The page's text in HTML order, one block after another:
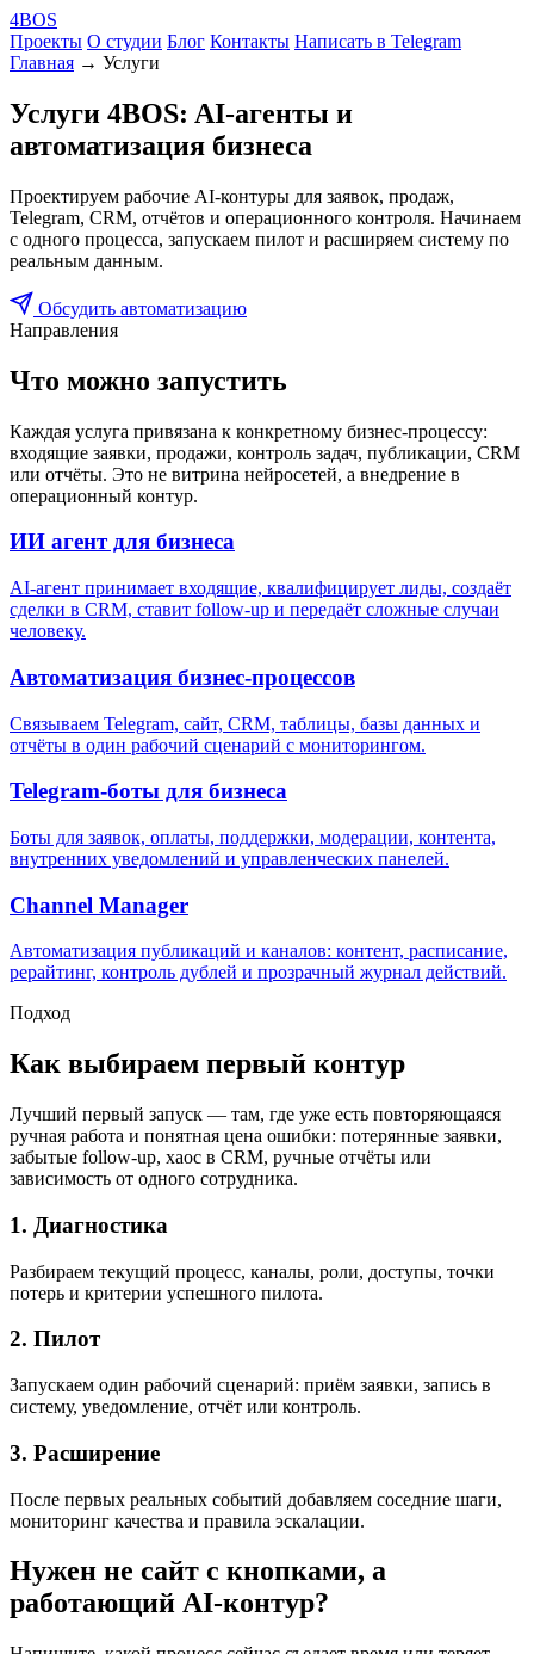
4BOS
Проекты О студии Блог Контакты Написать в Telegram
Главная → Услуги
Услуги 4BOS: AI-агенты и
автоматизация бизнеса
Проектируем рабочие AI-контуры для заявок, продаж,
Telegram, CRM, отчётов и операционного контроля. Начинаем
с одного процесса, запускаем пилот и расширяем систему по
реальным данным.
Обсудить автоматизацию
Направления
Что можно запустить
Каждая услуга привязана к конкретному бизнес-процессу:
входящие заявки, продажи, контроль задач, публикации, CRM
или отчёты. Это не витрина нейросетей, а внедрение в
операционный контур.
ИИ агент для бизнеса
AI-агент принимает входящие, квалифицирует лиды, создаёт
сделки в CRM, ставит follow-up и передаёт сложные случаи
человеку.
Автоматизация бизнес-процессов
Связываем Telegram, сайт, CRM, таблицы, базы данных и
отчёты в один рабочий сценарий с мониторингом.
Telegram-боты для бизнеса
Боты для заявок, оплаты, поддержки, модерации, контента,
внутренних уведомлений и управленческих панелей.
Channel Manager
Автоматизация публикаций и каналов: контент, расписание,
рерайтинг, контроль дублей и прозрачный журнал действий.
Подход
Как выбираем первый контур
Лучший первый запуск — там, где уже есть повторяющаяся
ручная работа и понятная цена ошибки: потерянные заявки,
забытые follow-up, хаос в CRM, ручные отчёты или
зависимость от одного сотрудника.
1. Диагностика
Разбираем текущий процесс, каналы, роли, доступы, точки
потерь и критерии успешного пилота.
2. Пилот
Запускаем один рабочий сценарий: приём заявки, запись в
систему, уведомление, отчёт или контроль.
3. Расширение
После первых реальных событий добавляем соседние шаги,
мониторинг качества и правила эскалации.
Нужен не сайт с кнопками, а
работающий AI-контур?